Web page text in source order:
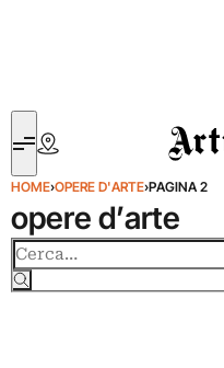
Artribune
HOME›OPERE D'ARTE›PAGINA 2
opere d’arte